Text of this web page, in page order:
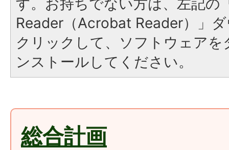
す。お持ちでない方は、左記の
Reader（Acrobat Reader）」
クリックして、ソフトウェア
ンストールしてください。
総合計画